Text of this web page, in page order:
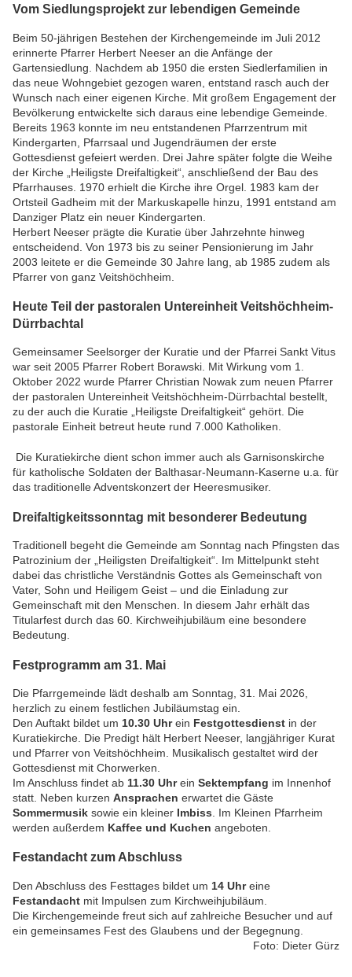
Vom Siedlungsprojekt zur lebendigen Gemeinde
Beim 50-jährigen Bestehen der Kirchengemeinde im Juli 2012
erinnerte Pfarrer Herbert Neeser an die Anfänge der
Gartensiedlung. Nachdem ab 1950 die ersten Siedlerfamilien in
das neue Wohngebiet gezogen waren, entstand rasch auch der
Wunsch nach einer eigenen Kirche. Mit großem Engagement der
Bevölkerung entwickelte sich daraus eine lebendige Gemeinde.
Bereits 1963 konnte im neu entstandenen Pfarrzentrum mit
Kindergarten, Pfarrsaal und Jugendräumen der erste
Gottesdienst gefeiert werden. Drei Jahre später folgte die Weihe
der Kirche „Heiligste Dreifaltigkeit“, anschließend der Bau des
Pfarrhauses. 1970 erhielt die Kirche ihre Orgel. 1983 kam der
Ortsteil Gadheim mit der Markuskapelle hinzu, 1991 entstand am
Danziger Platz ein neuer Kindergarten.
Herbert Neeser prägte die Kuratie über Jahrzehnte hinweg
entscheidend. Von 1973 bis zu seiner Pensionierung im Jahr
2003 leitete er die Gemeinde 30 Jahre lang, ab 1985 zudem als
Pfarrer von ganz Veitshöchheim.
Heute Teil der pastoralen Untereinheit Veitshöchheim-
Dürrbachtal
Gemeinsamer Seelsorger der Kuratie und der Pfarrei Sankt Vitus
war seit 2005 Pfarrer Robert Borawski. Mit Wirkung vom 1.
Oktober 2022 wurde Pfarrer Christian Nowak zum neuen Pfarrer
der pastoralen Untereinheit Veitshöchheim-Dürrbachtal bestellt,
zu der auch die Kuratie „Heiligste Dreifaltigkeit“ gehört. Die
pastorale Einheit betreut heute rund 7.000 Katholiken.
Die Kuratiekirche dient schon immer auch als Garnisonskirche
für katholische Soldaten der Balthasar-Neumann-Kaserne u.a. für
das traditionelle Adventskonzert der Heeresmusiker.
Dreifaltigkeitssonntag mit besonderer Bedeutung
Traditionell begeht die Gemeinde am Sonntag nach Pfingsten das
Patrozinium der „Heiligsten Dreifaltigkeit“. Im Mittelpunkt steht
dabei das christliche Verständnis Gottes als Gemeinschaft von
Vater, Sohn und Heiligem Geist – und die Einladung zur
Gemeinschaft mit den Menschen. In diesem Jahr erhält das
Titularfest durch das 60. Kirchweihjubiläum eine besondere
Bedeutung.
Festprogramm am 31. Mai
Die Pfarrgemeinde lädt deshalb am Sonntag, 31. Mai 2026,
herzlich zu einem festlichen Jubiläumstag ein.
Den Auftakt bildet um 10.30 Uhrein Festgottesdienst in der
Kuratiekirche. Die Predigt hält Herbert Neeser, langjähriger Kurat
und Pfarrer von Veitshöchheim. Musikalisch gestaltet wird der
Gottesdienst mit Chorwerken.
Im Anschluss findet ab 11.30 Uhrein Sektempfang im Innenhof
statt. Neben kurzen Ansprachen erwartet die Gäste
Sommermusik sowie ein kleiner Imbiss . Im Kleinen Pfarrheim
werden außerdem Kaffee und Kuchen angeboten.
Festandacht zum Abschluss
Den Abschluss des Festtages bildet um 14 Uhreine
Festandacht mit Impulsen zum Kirchweihjubiläum.
Die Kirchengemeinde freut sich auf zahlreiche Besucher und auf
ein gemeinsames Fest des Glaubens und der Begegnung.
Foto: Dieter Gürz